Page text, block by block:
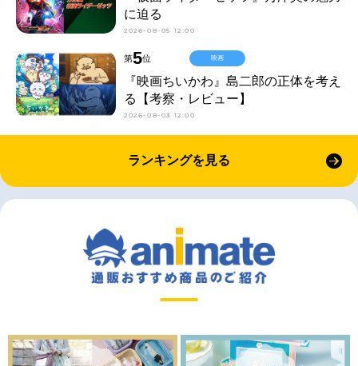
に迫る
2026-08-05 12:00
第5位
『映画ちいかわ』島二郎の正体を考え
る【考察・レビュー】
2026-08-03 12:00
映画
ランキングを見る